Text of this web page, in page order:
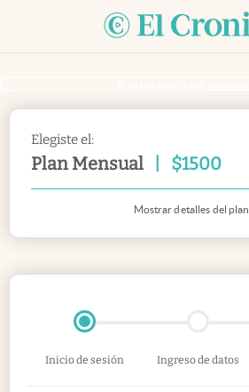
Elegiste el:
Plan Mensual $1500
Mostrar detalles del plan
Inicio de sesión Ingreso de datos